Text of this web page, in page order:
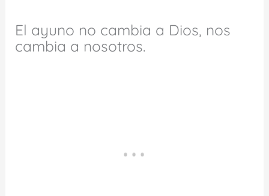
El ayuno no cambia a Dios, nos
cambia a nosotros.